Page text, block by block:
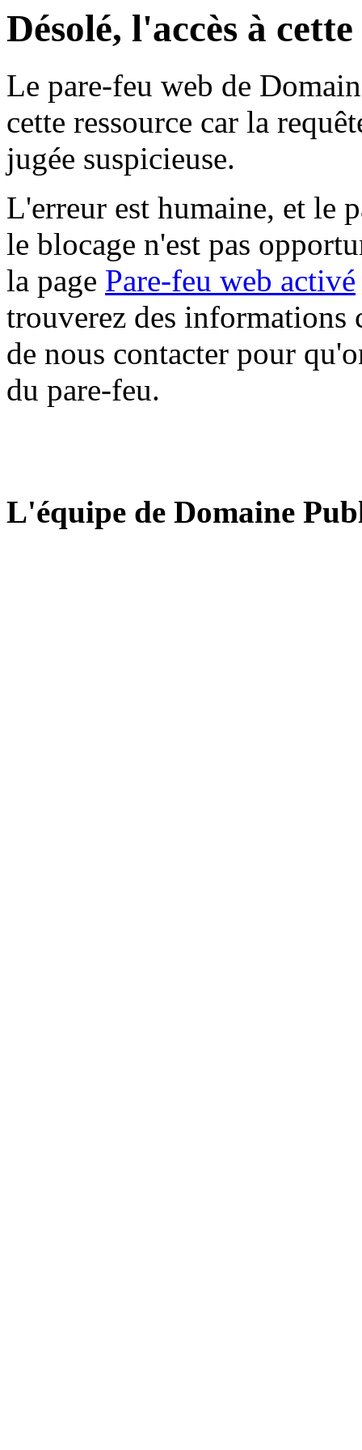
Désolé, l'accès à
Le pare-feu web de
cette ressource car la
jugée suspicieuse.
L'erreur est humaine, et le
le blocage n'est pas
la page Pare-feu web activé
trouverez des informations
de nous contacter pour
du pare-feu.
L'équipe de Domaine